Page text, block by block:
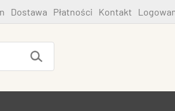
Dostawa Płatności Kontakt